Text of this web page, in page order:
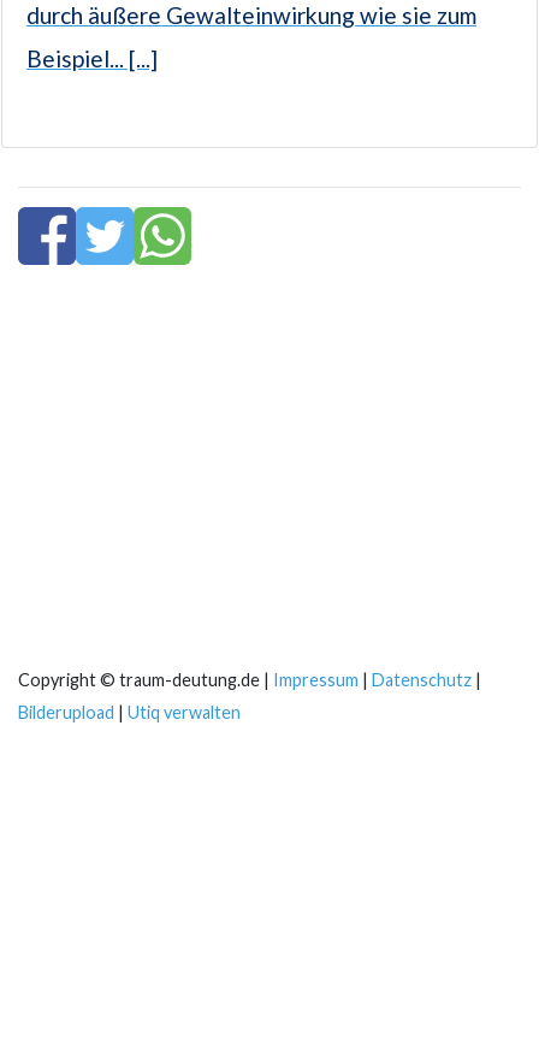
durch äußere Gewalteinwirkung wie sie zum
Beispiel... [...]
Copyright © traum-deutung.de | Impressum | Datenschutz |
Bilderupload | Utiq verwalten